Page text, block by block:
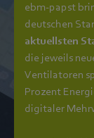
ebm‑papst
deutschen
aktuellsten
die jeweils
Ventilatoren
Prozent
digitaler